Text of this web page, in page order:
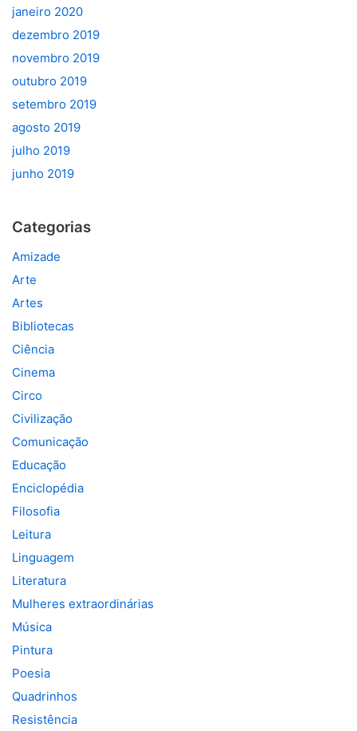
janeiro 2020
dezembro 2019
novembro 2019
outubro 2019
setembro 2019
agosto 2019
julho 2019
junho 2019
Categorias
Amizade
Arte
Artes
Bibliotecas
Ciência
Cinema
Circo
Civilização
Comunicação
Educação
Enciclopédia
Filosofia
Leitura
Linguagem
Literatura
Mulheres extraordinárias
Música
Pintura
Poesia
Quadrinhos
Resistência